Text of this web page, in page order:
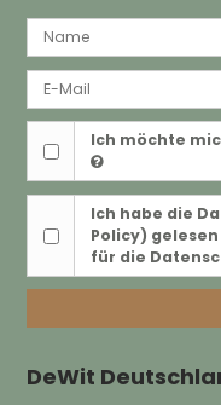
Ich möchte
Ich habe die
Policy)
für die
DeWit